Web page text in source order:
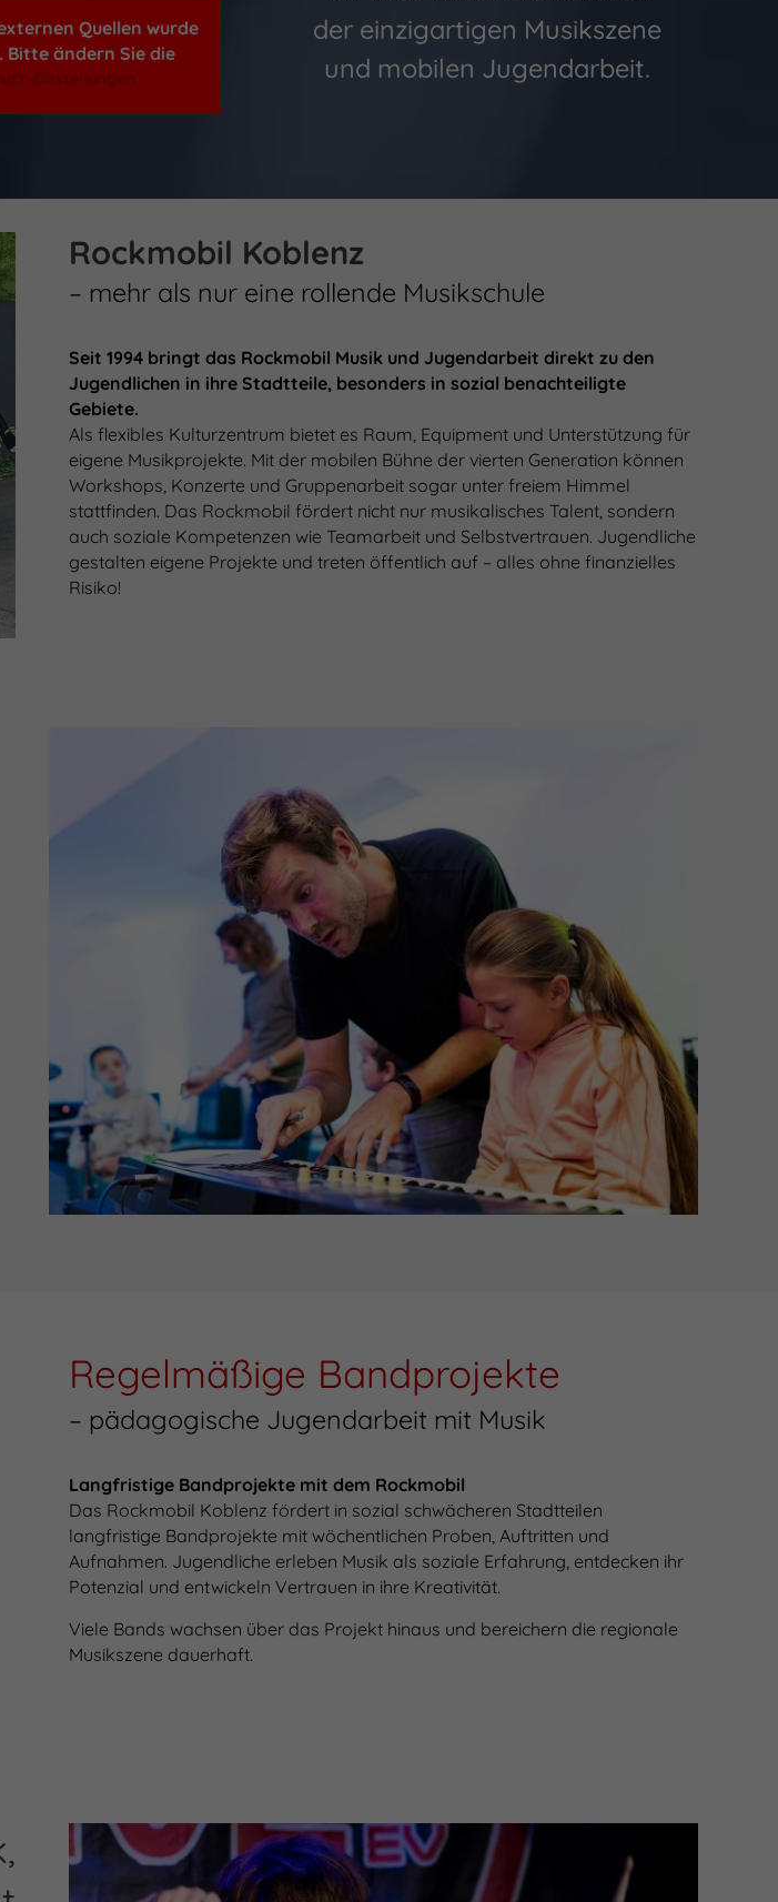
Quellen wurde
Bitte ändern Sie die
Einstellungen
der einzigartigen Musikszene
und mobilen Jugendarbeit.
Rockmobil Koblenz
– mehr als nur eine rollende Musikschule
Seit 1994 bringt das Rockmobil Musik und Jugendarbeit direkt zu den
Jugendlichen in ihre Stadtteile, besonders in sozial benachteiligte
Gebiete.
Als flexibles Kulturzentrum bietet es Raum, Equipment und Unterstützung für
eigene Musikprojekte. Mit der mobilen Bühne der vierten Generation können
Workshops, Konzerte und Gruppenarbeit sogar unter freiem Himmel
stattfinden. Das Rockmobil fördert nicht nur musikalisches Talent, sondern
auch soziale Kompetenzen wie Teamarbeit und Selbstvertrauen. Jugendliche
gestalten eigene Projekte und treten öffentlich auf – alles ohne finanzielles
Risiko!
Regelmäßige Bandprojekte
– pädagogische Jugendarbeit mit Musik
Langfristige Bandprojekte mit dem Rockmobil
Das Rockmobil Koblenz fördert in sozial schwächeren Stadtteilen
langfristige Bandprojekte mit wöchentlichen Proben, Auftritten und
Aufnahmen. Jugendliche erleben Musik als soziale Erfahrung, entdecken ihr
Potenzial und entwickeln Vertrauen in ihre Kreativität.
Viele Bands wachsen über das Projekt hinaus und bereichern die regionale
Musikszene dauerhaft.